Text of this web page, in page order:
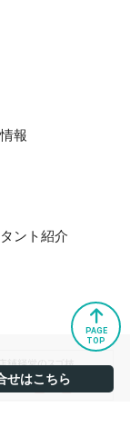
報
ント紹介
せはこちら
PAGE
TOP